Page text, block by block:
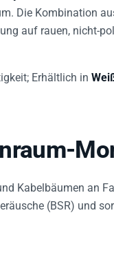
Die Kombination
auf rauen, nicht-
Erhältlich in
Kabelbäumen an
(BSR) und